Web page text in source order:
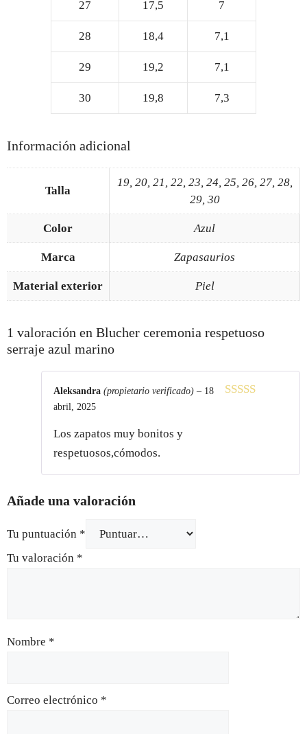
27 17,5 7
28 18,4 7,1
29 19,2 7,1
30 19,8 7,3
Información adicional
Talla
19, 20, 21, 22, 23, 24, 25, 26, 27, 28,
29, 30
Color Azul
Marca Zapasaurios
Material exterior Piel
1 valoración en Blucher ceremonia respetuoso
serraje azul marino
Aleksandra (propietario verificado) – 18
abril, 2025
Los zapatos muy bonitos y
respetuosos,cómodos.
Añade una valoración
Tu puntuación *
Tu valoración *
Nombre *
Correo electrónico *